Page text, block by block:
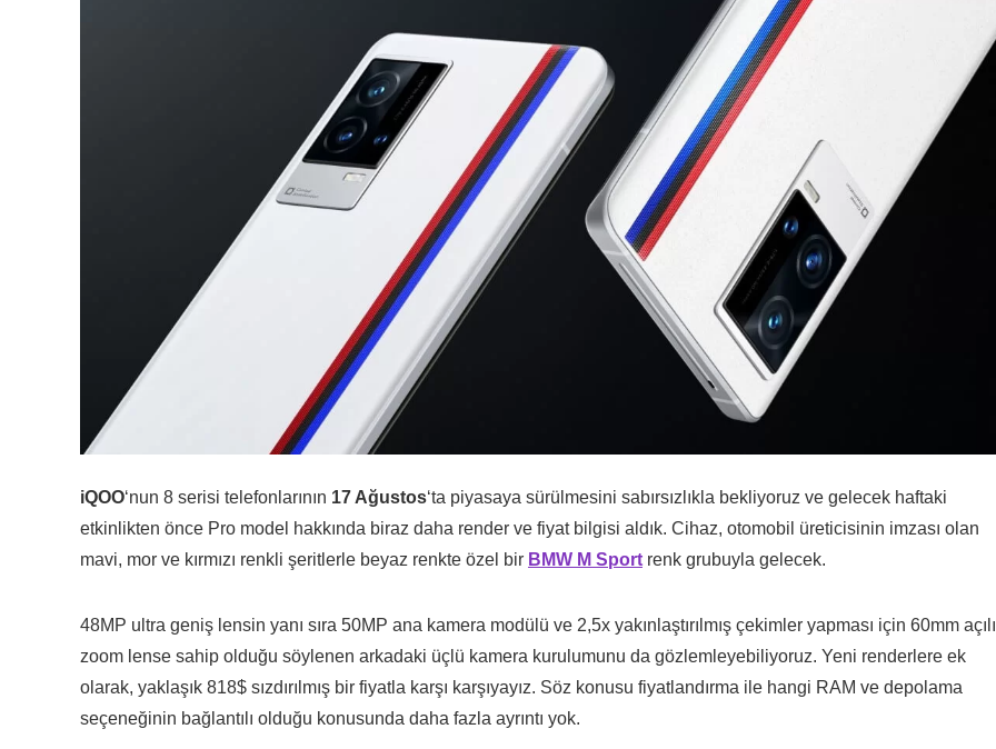
iQOO‘nun 8 serisi telefonlarının 17 Ağustos‘ta piyasaya sürülmesini sabırsızlıkla bekliyoruz ve gelecek haftaki
etkinlikten önce Pro model hakkında biraz daha render ve fiyat bilgisi aldık. Cihaz, otomobil üreticisinin imzası olan
mavi, mor ve kırmızı renkli şeritlerle beyaz renkte özel bir BMW M Sport renk grubuyla gelecek.
48MP ultra geniş lensin yanı sıra 50MP ana kamera modülü ve 2,5x yakınlaştırılmış çekimler yapması için 60mm açılı
zoom lense sahip olduğu söylenen arkadaki üçlü kamera kurulumunu da gözlemleyebiliyoruz. Yeni renderlere ek
olarak, yaklaşık 818$ sızdırılmış bir fiyatla karşı karşıyayız. Söz konusu fiyatlandırma ile hangi RAM ve depolama
seçeneğinin bağlantılı olduğu konusunda daha fazla ayrıntı yok.